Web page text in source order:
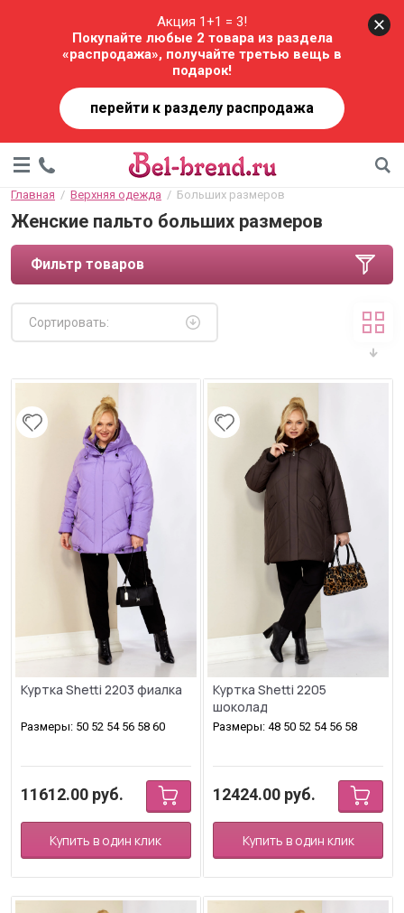
Акция 1+1 = 3!
Покупайте любые 2 товара из раздела
«распродажа», получайте третью вещь в
подарок!
перейти к разделу распродажа
Главная
  /
Верхняя одежда
  /  Больших размеров
Женские пальто больших размеров
Фильтр товаров
Сортировать:
Куртка Shetti 2203 фиалка
Размеры: 50 52 54 56 58 60
11612.00 руб.
Купить в один клик
Куртка Shetti 2205
шоколад
Размеры: 48 50 52 54 56 58
12424.00 руб.
Купить в один клик